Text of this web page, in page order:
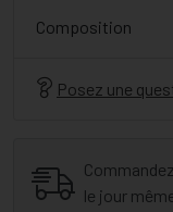
Composition
Posez une
le jour